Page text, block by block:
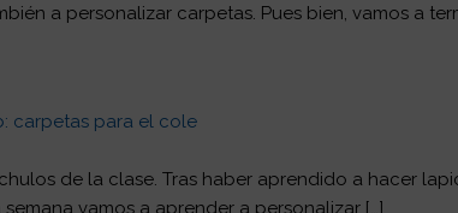
a personalizar carpetas. Pues bien, vamos a
carpetas para el cole
de la clase. Tras haber aprendido a hacer
vamos a aprender a personalizar […]